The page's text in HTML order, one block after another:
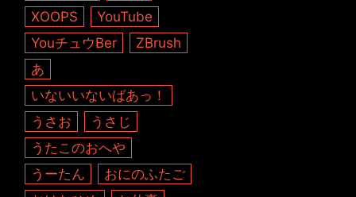
XOOPS
YouTube
YouチュウBer
ZBrush
あ
いないいないばあっ！
うさお
うさじ
うたこのおへや
うーたん
おにのふたご